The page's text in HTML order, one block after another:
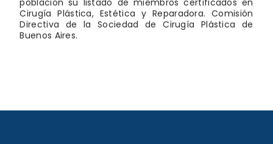
Cirugía Plástica, Estética y Reparadora. Comisión
Directiva de la Sociedad de Cirugía Plástica de
Buenos Aires.